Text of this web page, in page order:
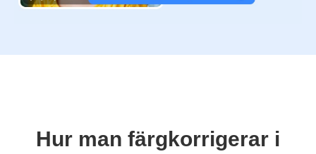
Hur man färgkorrigerar i